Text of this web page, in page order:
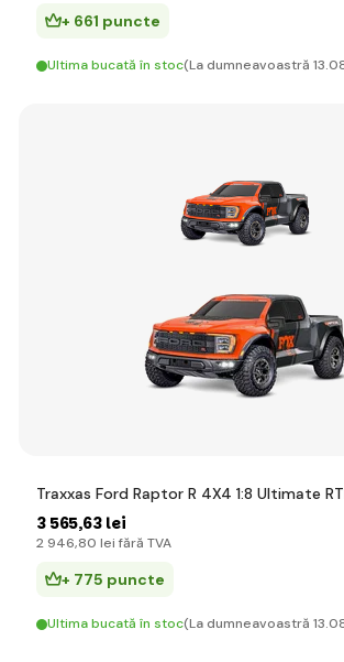
+ 661 puncte
Ultima bucată în stoc(La dumneavoastră
Traxxas Ford Raptor R 4X4 1:8 Ultimate
3 565,63 lei
2 946,80 lei fără TVA
+ 775 puncte
Ultima bucată în stoc(La dumneavoastră